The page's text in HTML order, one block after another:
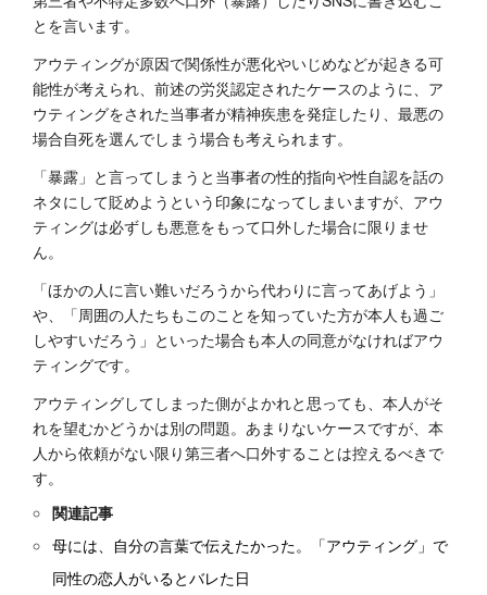
とを言います。
アウティングが原因で関係性が悪化やいじめなどが起きる可
能性が考えられ、前述の労災認定されたケースのように、ア
ウティングをされた当事者が精神疾患を発症したり、最悪の
場合自死を選んでしまう場合も考えられます。
「暴露」と言ってしまうと当事者の性的指向や性自認を話の
ネタにして貶めようという印象になってしまいますが、アウ
ティングは必ずしも悪意をもって口外した場合に限りませ
ん。
「ほかの人に言い難いだろうから代わりに言ってあげよう」
や、「周囲の人たちもこのことを知っていた方が本人も過ご
しやすいだろう」といった場合も本人の同意がなければアウ
ティングです。
アウティングしてしまった側がよかれと思っても、本人がそ
れを望むかどうかは別の問題。あまりないケースですが、本
人から依頼がない限り第三者へ口外することは控えるべきで
す。
関連記事
母には、自分の言葉で伝えたかった。「アウティング」で
同性の恋人がいるとバレた日